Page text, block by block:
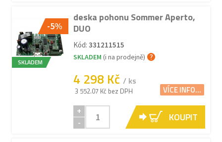
-5%
SKLADEM
deska pohonu Sommer Aperto,
DUO
Kód: 331211515
SKLADEM (i na prodejně)
4 298 Kč / ks
3 552.07 Kč bez DPH VÍCE INFO...
+
-
KOUPIT